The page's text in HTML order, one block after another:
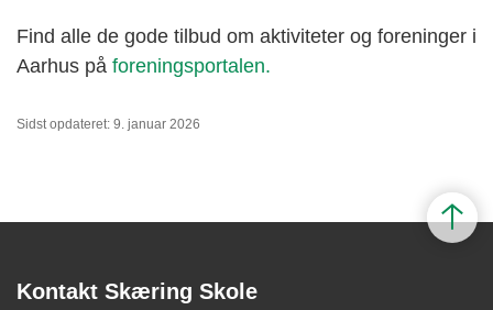
Find alle de gode tilbud om aktiviteter og foreninger i
Aarhus på foreningsportalen.
Sidst opdateret: 9. januar 2026
Kontakt Skæring Skole